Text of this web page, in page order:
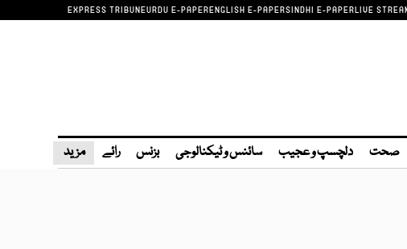
EXPRESS TRIBUNEURDU E-PAPERENGLISH E-PAPERSINDHI E-PAPERLIVE
صحت دلچسپ و عجیب سائنس و ٹیکنالوجی بزنس رائے مزید